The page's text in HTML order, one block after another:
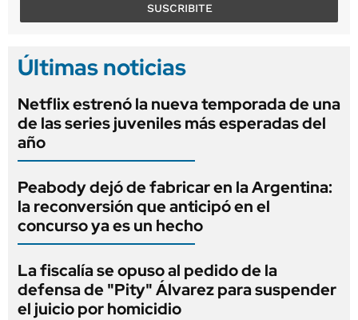
SUSCRIBITE
Últimas noticias
Netflix estrenó la nueva temporada de una
de las series juveniles más esperadas del
año
Peabody dejó de fabricar en la Argentina:
la reconversión que anticipó en el
concurso ya es un hecho
La fiscalía se opuso al pedido de la
defensa de "Pity" Álvarez para suspender
el juicio por homicidio